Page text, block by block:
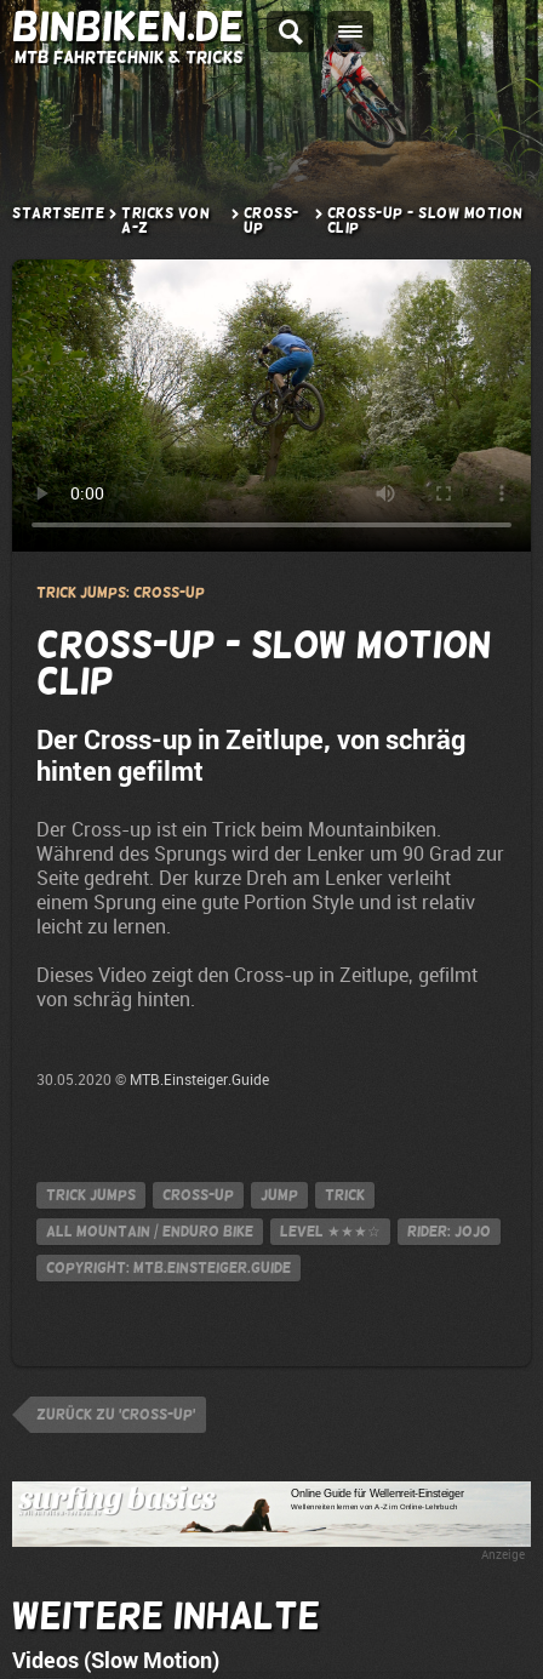
BINBIKEN.DE
MTB Fahrtechnik & Tricks
Startseite
Tricks von
A-Z
Cross-
up
Cross-up - Slow Motion
Clip
Trick Jumps: Cross-up
Cross-up - Slow Motion
Clip
Der Cross-up in Zeitlupe, von schräg
hinten gefilmt
Der Cross-up ist ein Trick beim Mountainbiken.
Während des Sprungs wird der Lenker um 90 Grad zur
Seite gedreht. Der kurze Dreh am Lenker verleiht
einem Sprung eine gute Portion Style und ist relativ
leicht zu lernen.
Dieses Video zeigt den Cross-up in Zeitlupe, gefilmt
von schräg hinten.
30.05.2020 © MTB.Einsteiger.Guide
Trick Jumps Cross-up jump Trick
All Mountain / Enduro Bike Level ★★★☆ Rider: Jojo
Copyright: MTB.Einsteiger.Guide
zurück zu 'Cross-up'
Anzeige
Weitere Inhalte
Videos (Slow Motion)